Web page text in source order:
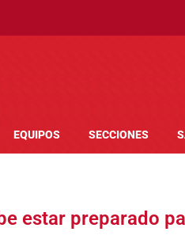
EQUIPOS SECCIONES
estar preparado